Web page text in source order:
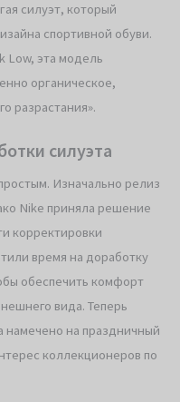
силуэт, который
спортивной обуви.
Low, эта модель
органическое,
разрастания».
силуэта
Изначально релиз
Nike приняла решение
корректировки
время на доработку
обеспечить комфорт
вида. Теперь
на праздничный
коллекционеров по